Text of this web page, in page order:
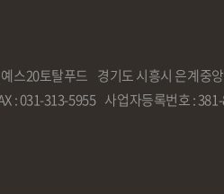
스20토탈푸드 경기도 시흥시 은계중
: 031-313-5955 사업자등록번호 :